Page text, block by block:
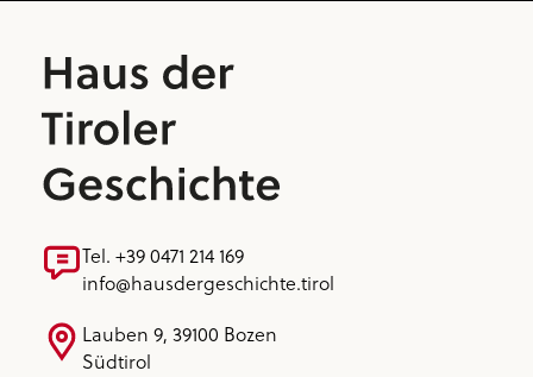
Tel. +39 0471 214 169
info@hausdergeschichte.tirol
Lauben 9, 39100 Bozen
Südtirol